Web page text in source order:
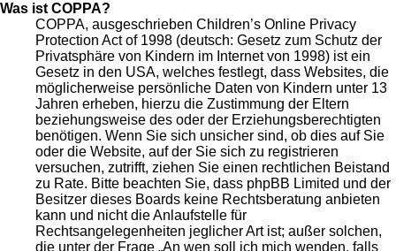
Was ist COPPA?
COPPA, ausgeschrieben Children’s Online Privacy
Protection Act of 1998 (deutsch: Gesetz zum Schutz der
Privatsphäre von Kindern im Internet von 1998) ist ein
Gesetz in den USA, welches festlegt, dass Websites, die
möglicherweise persönliche Daten von Kindern unter 13
Jahren erheben, hierzu die Zustimmung der Eltern
beziehungsweise des oder der Erziehungsberechtigten
benötigen. Wenn Sie sich unsicher sind, ob dies auf Sie
oder die Website, auf der Sie sich zu registrieren
versuchen, zutrifft, ziehen Sie einen rechtlichen Beistand
zu Rate. Bitte beachten Sie, dass phpBB Limited und der
Besitzer dieses Boards keine Rechtsberatung anbieten
kann und nicht die Anlaufstelle für
Rechtsangelegenheiten jeglicher Art ist; außer solchen,
die unter der Frage „An wen soll ich mich wenden, falls